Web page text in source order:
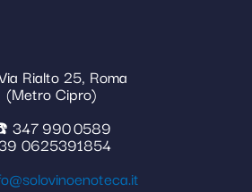
Rialto 25, Roma
(Metro Cipro)
347 990 0589
0625391854